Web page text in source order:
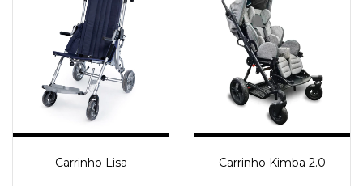
Carrinho Lisa Carrinho Kimba 2.0